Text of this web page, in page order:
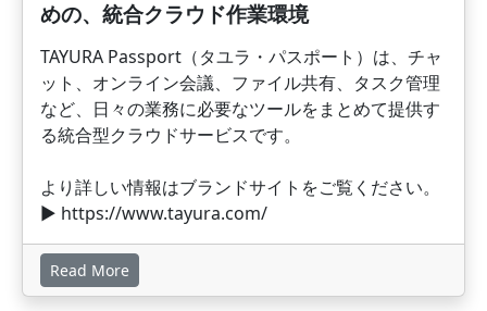
めの、統合クラウド作業環境
TAYURA Passport（タユラ・パスポート）は、チャ
ット、オンライン会議、ファイル共有、タスク管理
など、日々の業務に必要なツールをまとめて提供す
る統合型クラウドサービスです。
より詳しい情報はブランドサイトをご覧ください。
▶︎ https://www.tayura.com/
Read More